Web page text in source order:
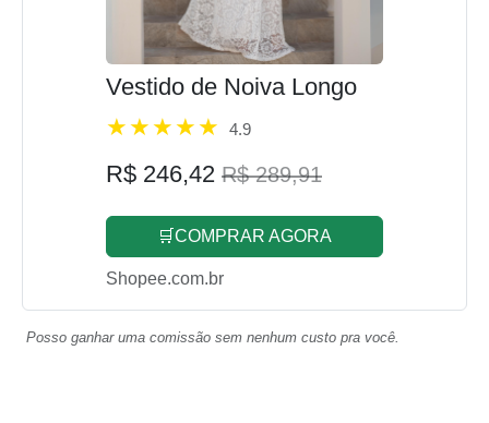
Vestido de Noiva Longo
4.9
R$ 246,42 R$ 289,91
🛒COMPRAR AGORA
Shopee.com.br
Posso ganhar uma comissão sem nenhum custo pra você.